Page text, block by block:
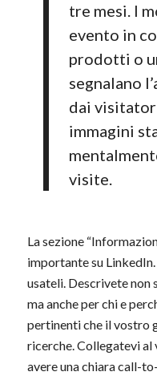
tre mesi. I
evento in
prodotti o
segnalano
dai
immagini
visite.
La sezione
importante su
usateli. Descrivete non
ma anche per chi e
pertinenti che il vostro
ricerche. Collegatevi
avere una chiara call-